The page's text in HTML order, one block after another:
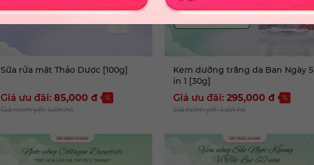
Sữa rửa mặt Thảo Dược [100g]
Giá ưu đãi: 85,000 đ %
Giá niêm yết: Liên hệ
Kem dưỡng trắng da Ban Ngày 5
in 1 [30g]
Giá ưu đãi: 295,000 đ %
Giá niêm yết: Liên hệ